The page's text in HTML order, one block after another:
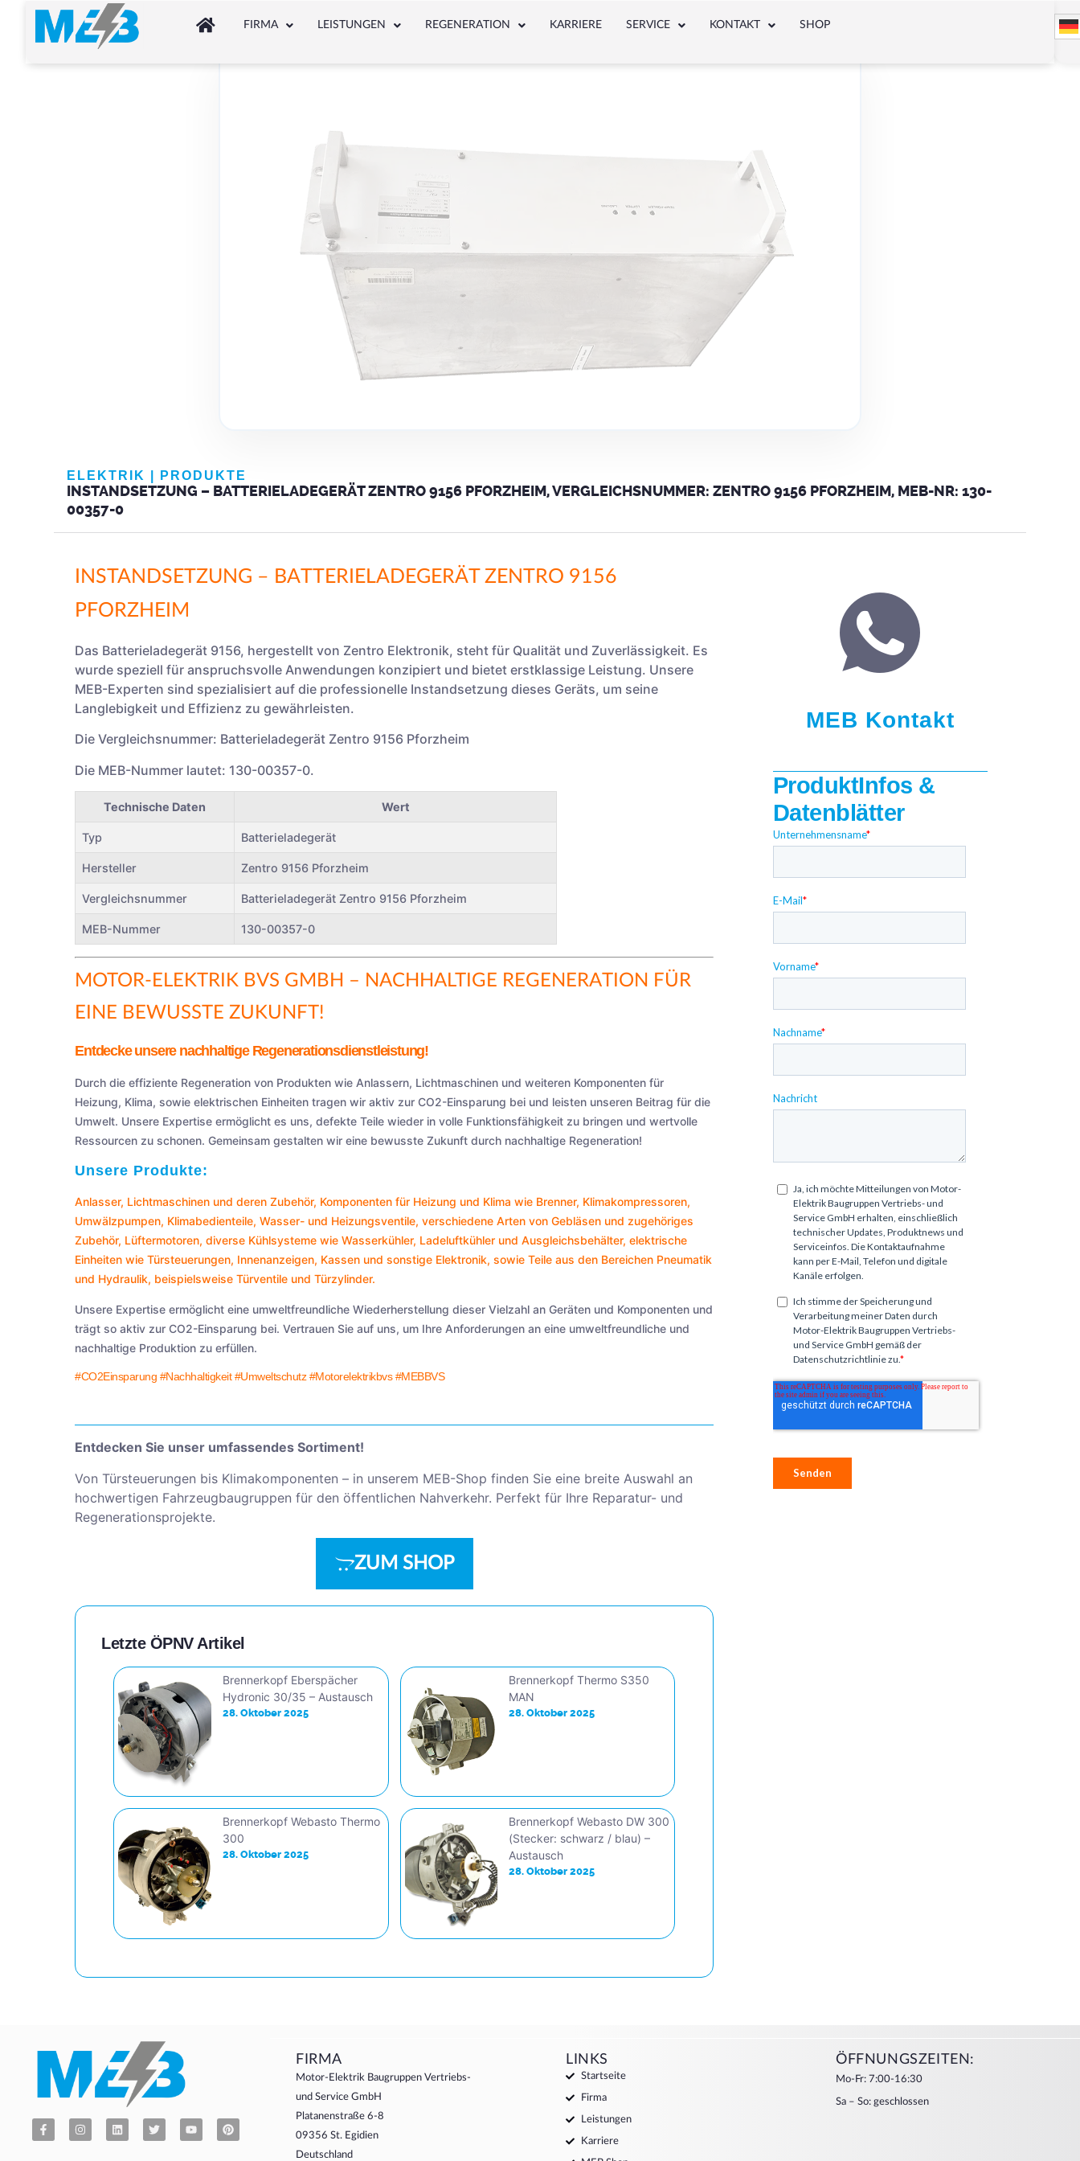
FIRMA LEISTUNGEN REGENERATION KARRIERE SERVICE KONTAKT SHOP
ELEKTRIK PRODUKTE
INSTANDSETZUNG – BATTERIELADEGERÄT ZENTRO 9156 PFORZHEIM, VERGLEICHSNUMMER: ZENTRO 9156 PFORZHEIM, MEB-NR: 130-
00357-0
INSTANDSETZUNG – BATTERIELADEGERÄT ZENTRO 9156
PFORZHEIM
Das Batterieladegerät 9156, hergestellt von Zentro Elektronik, steht für Qualität und Zuverlässigkeit. Es
wurde speziell für anspruchsvolle Anwendungen konzipiert und bietet erstklassige Leistung. Unsere
MEB-Experten sind spezialisiert auf die professionelle Instandsetzung dieses Geräts, um seine
Langlebigkeit und Effizienz zu gewährleisten.
Die Vergleichsnummer: Batterieladegerät Zentro 9156 Pforzheim
Die MEB-Nummer lautet: 130-00357-0.
Technische Daten Wert
Typ Batterieladegerät
Hersteller Zentro 9156 Pforzheim
Vergleichsnummer Batterieladegerät Zentro 9156 Pforzheim
MEB-Nummer 130-00357-0
MOTOR-ELEKTRIK BVS GMBH – NACHHALTIGE REGENERATION FÜR
EINE BEWUSSTE ZUKUNFT!
Entdecke unsere nachhaltige Regenerationsdienstleistung!
Durch die effiziente Regeneration von Produkten wie Anlassern, Lichtmaschinen und weiteren Komponenten für
Heizung, Klima, sowie elektrischen Einheiten tragen wir aktiv zur CO2-Einsparung bei und leisten unseren Beitrag für die
Umwelt. Unsere Expertise ermöglicht es uns, defekte Teile wieder in volle Funktionsfähigkeit zu bringen und wertvolle
Ressourcen zu schonen. Gemeinsam gestalten wir eine bewusste Zukunft durch nachhaltige Regeneration!
Unsere Produkte:
Anlasser, Lichtmaschinen und deren Zubehör, Komponenten für Heizung und Klima wie Brenner, Klimakompressoren,
Umwälzpumpen, Klimabedienteile,Wasser- und Heizungsventile, verschiedene Arten vonGebläsen und zugehöriges
Zubehör, Lüftermotoren, diverse Kühlsysteme wieWasserkühler, Ladeluftkühler undAusgleichsbehälter, elektrische
Einheiten wieTürsteuerungen, Innenanzeigen, Kassen und sonstige Elektronik, sowie Teile aus den Bereichen Pneumatik
und Hydraulik, beispielsweiseTürventile undTürzylinder.
Unsere Expertise ermöglicht eine umweltfreundliche Wiederherstellung dieser Vielzahl an Geräten und Komponenten und
trägt so aktiv zur CO2-Einsparung bei. Vertrauen Sie auf uns, um Ihre Anforderungen an eine umweltfreundliche und
nachhaltige Produktion zu erfüllen.
#CO2Einsparung #Nachhaltigkeit #Umweltschutz #Motorelektrikbvs #MEBBVS
Entdecken Sie unser umfassendes Sortiment!
Von Türsteuerungen bis Klimakomponenten – in unserem MEB-Shop finden Sie eine breite Auswahl an
hochwertigen Fahrzeugbaugruppen für den öffentlichen Nahverkehr. Perfekt für Ihre Reparatur- und
Regenerationsprojekte.
ZUM SHOP
Letzte ÖPNV Artikel
Brennerkopf Eberspächer
Hydronic 30/35 – Austausch
28. Oktober 2025
Brennerkopf Thermo S350
MAN
28. Oktober 2025
Brennerkopf Webasto Thermo
300
28. Oktober 2025
Brennerkopf Webasto DW 300
(Stecker: schwarz / blau) –
Austausch
28. Oktober 2025
MEB Kontakt
ProduktInfos &
Datenblätter
FIRMA
Motor-Elektrik Baugruppen Vertriebs-
und Service GmbH
Platanenstraße 6-8
09356 St. Egidien
Deutschland
LINKS
Startseite
Firma
Leistungen
Karriere
ÖFFNUNGSZEITEN:
Mo-Fr: 7:00-16:30
Sa – So: geschlossen